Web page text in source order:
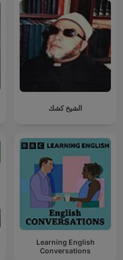
الشيخ كشك
Learning English
Conversations